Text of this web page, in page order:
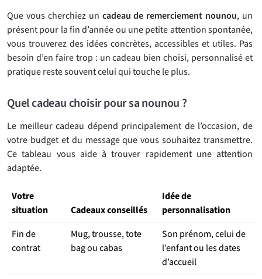
Que vous cherchiez un cadeau de remerciement nounou, un
présent pour la fin d’année ou une petite attention spontanée,
vous trouverez des idées concrètes, accessibles et utiles. Pas
besoin d’en faire trop : un cadeau bien choisi, personnalisé et
pratique reste souvent celui qui touche le plus.
Quel cadeau choisir pour sa nounou ?
Le meilleur cadeau dépend principalement de l’occasion, de
votre budget et du message que vous souhaitez transmettre.
Ce tableau vous aide à trouver rapidement une attention
adaptée.
Votre
situation
Cadeaux conseillés
Idée de
personnalisation
Fin de
contrat
Mug, trousse, tote
bag ou cabas
Son prénom, celui de
l’enfant ou les dates
d’accueil